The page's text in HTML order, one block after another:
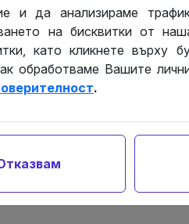
лв.
съвет или
проблеми и
към трети лица, за
действия, основани
и да анализираме
на бисквитки от
като кликнете върху
обработваме Вашите
.